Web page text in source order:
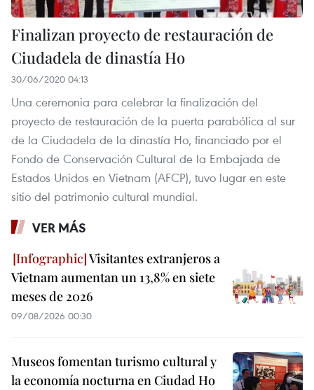
Finalizan proyecto de restauración de
Ciudadela de dinastía Ho
30/06/2020 04:13
Una ceremonia para celebrar la finalización del
proyecto de restauración de la puerta parabólica al sur
de la Ciudadela de la dinastía Ho, financiado por el
Fondo de Conservación Cultural de la Embajada de
Estados Unidos en Vietnam (AFCP), tuvo lugar en este
sitio del patrimonio cultural mundial.
VER MÁS
Visitantes extranjeros a
Vietnam aumentan un 13,8% en siete
meses de 2026
09/08/2026 00:30
Museos fomentan turismo cultural y
la economía nocturna en Ciudad Ho